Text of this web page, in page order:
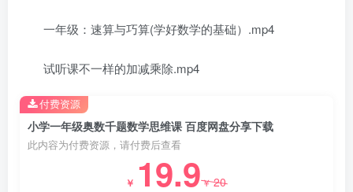
一年级：速算与巧算(学好数学的基础）.mp4
试听课不一样的加减乘除.mp4
小学一年级奥数千题数学思维课 百度网盘分享下载
此内容为付费资源，请付费后查看
￥ 19.9￥20
付费资源